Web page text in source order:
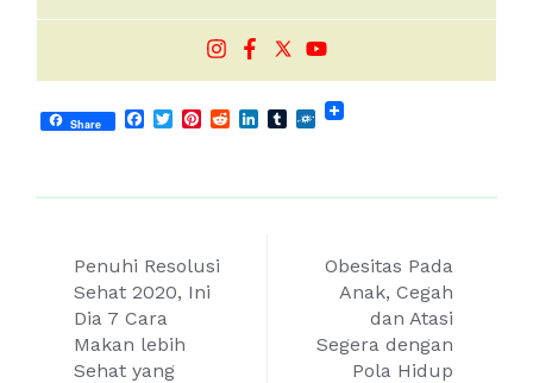
Share Facebook
TwitterPinterest
RedditLinkedIn
Tumblr
Folkd
Post
navigation
Penuhi Resolusi
Sehat 2020, Ini
Dia 7 Cara
Makan lebih
Sehat yang
Obesitas Pada
Anak, Cegah
dan Atasi
Segera dengan
Pola Hidup